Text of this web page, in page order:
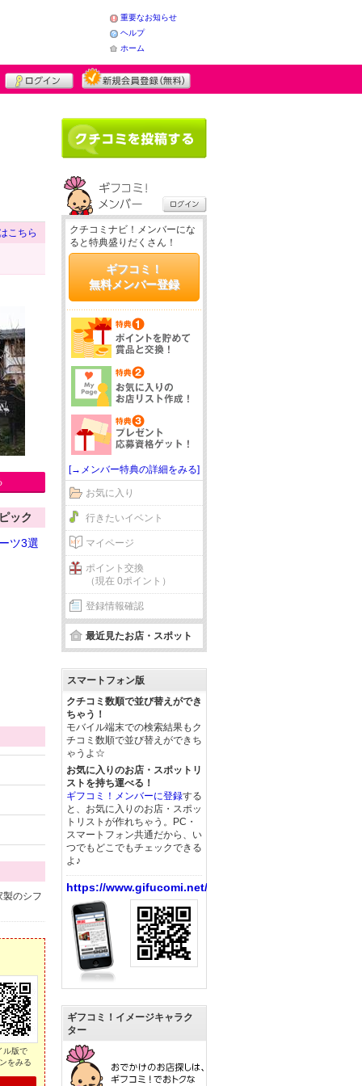
重要なお知らせ
ヘルプ
ホーム
こちら
ック
ツ3選
製のシフ
ル版で
をみる
クチコミナビ！メンバーにな
ると特典盛りだくさん！
ギフコミ！
無料メンバー登録
[→メンバー特典の詳細をみる]
お気に入り
行きたいイベント
マイページ
ポイント交換
（現在 0ポイント）
登録情報確認
最近見たお店・スポット
スマートフォン版
クチコミ数順で並び替えができ
ちゃう！
モバイル端末での検索結果もク
チコミ数順で並び替えができち
ゃうよ☆
お気に入りのお店・スポットリ
ストを持ち運べる！
ギフコミ！メンバーに登録する
と、お気に入りのお店・スポッ
トリストが作れちゃう。PC・
スマートフォン共通だから、い
つでもどこでもチェックできる
よ♪
https://www.gifucomi.net/
ギフコミ！イメージキャラク
ター